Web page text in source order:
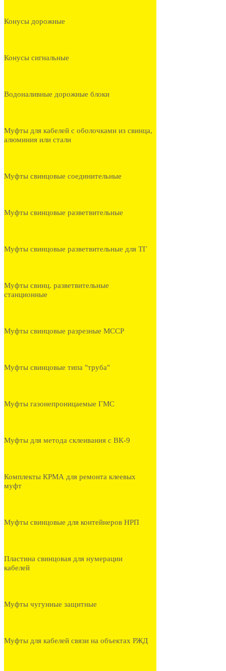
Конусы дорожные
Конусы сигнальные
Водоналивные дорожные блоки
Муфты для кабелей с оболочками из свинца,
алюминия или стали
Муфты свинцовые соединительные
Муфты свинцовые разветвительные
Муфты свинцовые разветвительные для ТГ
Муфты свинц. разветвительные
станционные
Муфты свинцовые разрезные МССР
Муфты свинцовые типа "труба"
Муфты газонепроницаемые ГМС
Муфты для метода склеивания с ВК-9
Комплекты КРМА для ремонта клеевых
муфт
Муфты свинцовые для контейнеров НРП
Пластина свинцовая для нумерации
кабелей
Муфты чугунные защитные
Муфты для кабелей связи на объектах РЖД